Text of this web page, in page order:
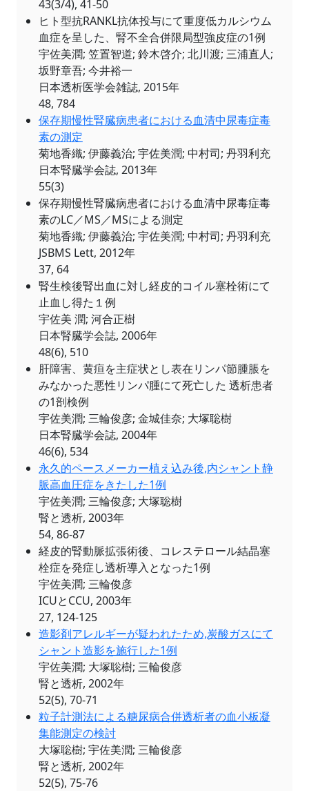
43(3/4), 41-50
ヒト型抗RANKL抗体投与にて重度低カルシウム
血症を呈した、腎不全合併限局型強皮症の1例
宇佐美潤; 笠置智道; 鈴木啓介; 北川渡; 三浦直人;
坂野章吾; 今井裕一
日本透析医学会雑誌, 2015年
48, 784
保存期慢性腎臓病患者における血清中尿毒症毒
素の測定
菊地香織; 伊藤義治; 宇佐美潤; 中村司; 丹羽利充
日本腎臓学会誌, 2013年
55(3)
保存期慢性腎臓病患者における血清中尿毒症毒
素のLC／MS／MSによる測定
菊地香織; 伊藤義治; 宇佐美潤; 中村司; 丹羽利充
JSBMS Lett, 2012年
37, 64
腎生検後腎出血に対し経皮的コイル塞栓術にて
止血し得た１例
宇佐美 潤; 河合正樹
日本腎臓学会誌, 2006年
48(6), 510
肝障害、黄疸を主症状とし表在リンパ節腫脹を
みなかった悪性リンパ腫にて死亡した 透析患者
の1剖検例
宇佐美潤; 三輪俊彦; 金城佳奈; 大塚聡樹
日本腎臓学会誌, 2004年
46(6), 534
永久的ペースメーカー植え込み後,内シャント静
脈高血圧症をきたした1例
宇佐美潤; 三輪俊彦; 大塚聡樹
腎と透析, 2003年
54, 86-87
経皮的腎動脈拡張術後、コレステロール結晶塞
栓症を発症し透析導入となった1例
宇佐美潤; 三輪俊彦
ICUとCCU, 2003年
27, 124-125
造影剤アレルギーが疑われたため,炭酸ガスにて
シャント造影を施行した1例
宇佐美潤; 大塚聡樹; 三輪俊彦
腎と透析, 2002年
52(5), 70-71
粒子計測法による糖尿病合併透析者の血小板凝
集能測定の検討
大塚聡樹; 宇佐美潤; 三輪俊彦
腎と透析, 2002年
52(5), 75-76